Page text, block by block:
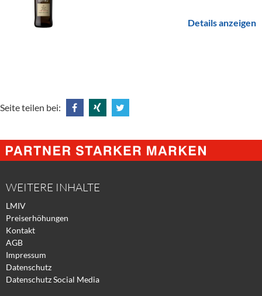
Details anzeigen
Seite teilen bei:
@
Facebook
@
Xing
@
Twitter
WEITERE INHALTE
LMIV
Preiserhöhungen
Kontakt
AGB
Impressum
Datenschutz
Datenschutz Social Media